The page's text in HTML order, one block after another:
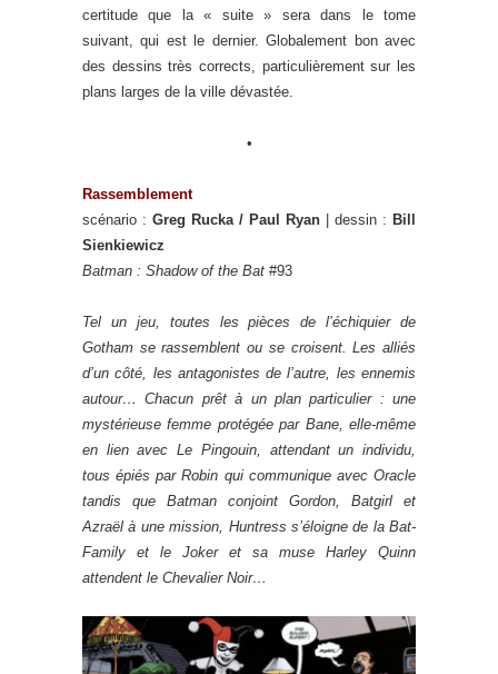
certitude que la « suite » sera dans le tome
suivant, qui est le dernier. Globalement bon avec
des dessins très corrects, particulièrement sur les
plans larges de la ville dévastée.
•
Rassemblement
scénario : Greg Rucka / Paul Ryan | dessin : Bill
Sienkiewicz
Batman : Shadow of the Bat #93
Tel un jeu, toutes les pièces de l’échiquier de
Gotham se rassemblent ou se croisent. Les alliés
d’un côté, les antagonistes de l’autre, les ennemis
autour… Chacun prêt à un plan particulier : une
mystérieuse femme protégée par Bane, elle-même
en lien avec Le Pingouin, attendant un individu,
tous épiés par Robin qui communique avec Oracle
tandis que Batman conjoint Gordon, Batgirl et
Azraël à une mission, Huntress s’éloigne de la Bat-
Family et le Joker et sa muse Harley Quinn
attendent le Chevalier Noir…